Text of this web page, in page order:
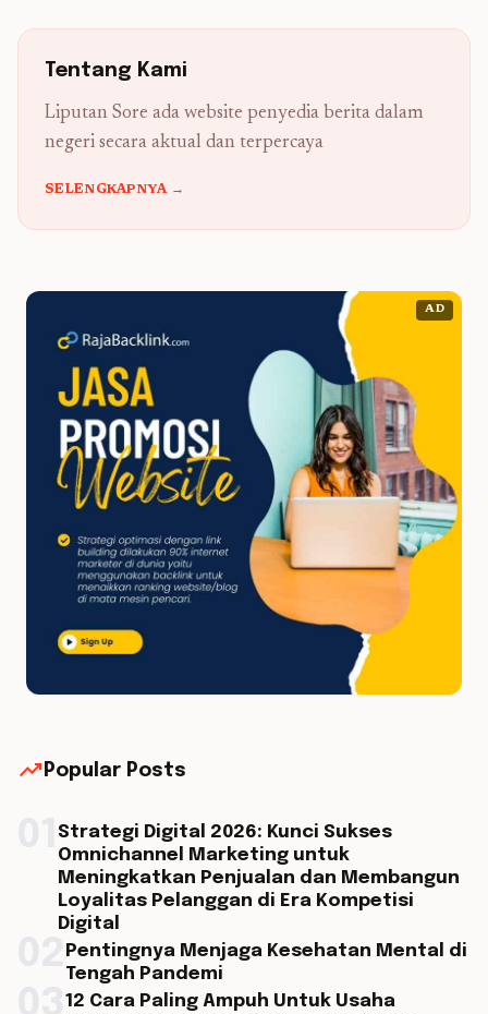
Tentang Kami
Liputan Sore ada website penyedia berita dalam
negeri secara aktual dan terpercaya
SELENGKAPNYA →
AD
trending_up Popular Posts
Strategi Digital 2026: Kunci Sukses
Omnichannel Marketing untuk
Meningkatkan Penjualan dan Membangun
Loyalitas Pelanggan di Era Kompetisi
Digital
Pentingnya Menjaga Kesehatan Mental di
Tengah Pandemi
12 Cara Paling Ampuh Untuk Usaha